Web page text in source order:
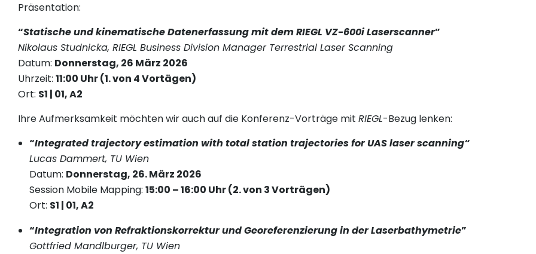
Präsentation:
“Statische und kinematische Datenerfassung mit dem RIEGL VZ-600i Laserscanner”
Nikolaus Studnicka, RIEGL Business Division Manager Terrestrial Laser Scanning
Datum: Donnerstag, 26 März 2026
Uhrzeit: 11:00 Uhr (1. von 4 Vortägen)
Ort: S1 | 01, A2
Ihre Aufmerksamkeit möchten wir auch auf die Konferenz-Vorträge mit RIEGL-Bezug lenken:
“Integrated trajectory estimation with total station trajectories for UAS laser scanning“
Lucas Dammert, TU Wien
Datum: Donnerstag, 26. März 2026
Session Mobile Mapping:15:00 – 16:00 Uhr (2. von 3 Vorträgen)
Ort: S1 | 01, A2
“Integration von Refraktionskorrektur und Georeferenzierung in der Laserbathymetrie”
Gottfried Mandlburger, TU Wien